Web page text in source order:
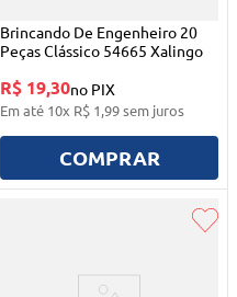
Brincando De Engenheiro 20
Peças Clássico 54665 Xalingo
R$ 19,30no PIX
Em até 10x R$ 1,99sem juros
COMPRAR